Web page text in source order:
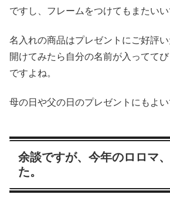
ですし、フレームをつけてもまたいい
名入れの商品はプレゼントにご好評い
開けてみたら自分の名前が入ってて
ですよね。
母の日や父の日のプレゼントにもよい
余談ですが、今年のロロマ
た。